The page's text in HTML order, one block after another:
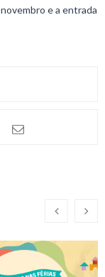
e a entrada